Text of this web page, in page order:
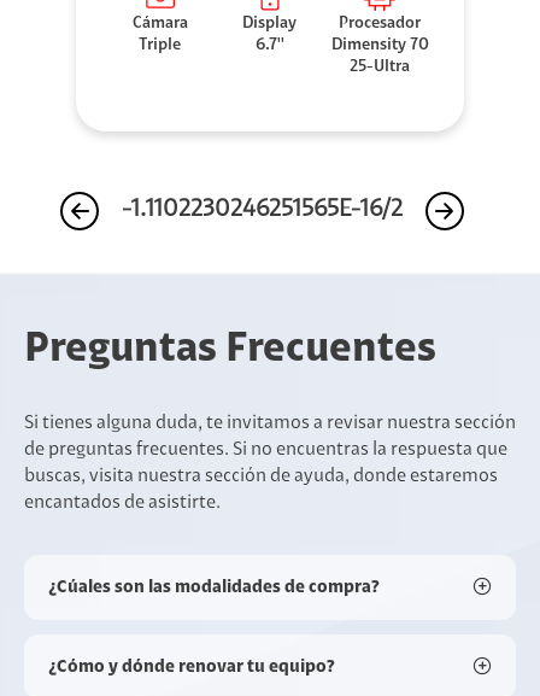
Cámara
Triple
Display
6.7''
Procesador
Dimensity 70
25-Ultra
-1.1102230246251565E-16/2
Preguntas Frecuentes
Si tienes alguna duda, te invitamos a revisar nuestra sección
de preguntas frecuentes. Si no encuentras la respuesta que
buscas, visita nuestra sección de ayuda, donde estaremos
encantados de asistirte.
¿Cúales son las modalidades de compra?
¿Cómo y dónde renovar tu equipo?